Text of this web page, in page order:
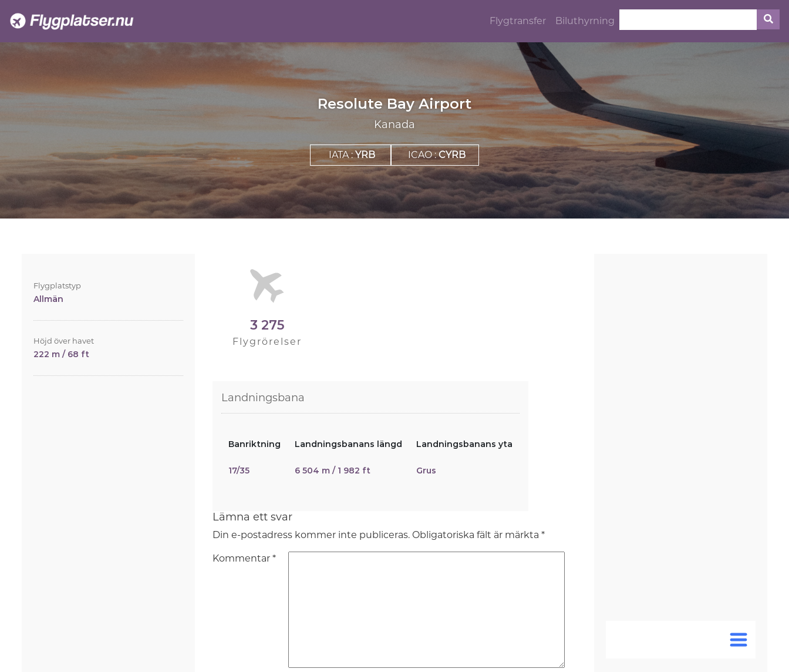
Flygtransfer Biluthyrning
Resolute Bay Airport
Kanada
IATA :YRB ICAO :CYRB
Flygplatstyp
Allmän
Höjd över havet
222 m / 68 ft
3 275
Flygrörelser
Landningsbana
Banriktning Landningsbanans längd Landningsbanans yta
17/35 6 504 m / 1 982 ft Grus
Lämna ett svar
Din e-postadress kommer inte publiceras. Obligatoriska fält är märkta *
Kommentar *